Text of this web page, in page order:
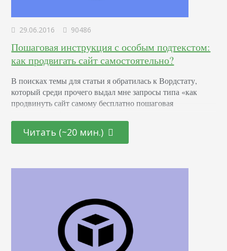
29.06.2016 90486
Пошаговая инструкция с особым подтекстом:
как продвигать сайт самостоятельно?
В поисках темы для статьи я обратилась к Вордстату,
который среди прочего выдал мне запросы типа «как
продвинуть сайт самому бесплатно пошаговая
статью один из ключей, но сейчас все же не об этом). А
еще я поняла, что, увы, все еще есть люди, которые
Читать (~20 мин.)